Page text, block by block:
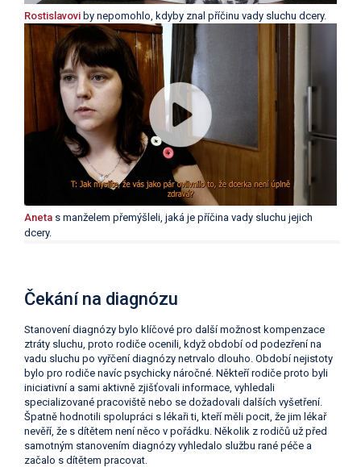
Rostislavovi by nepomohlo, kdyby znal příčinu vady sluchu dcery.
Aneta s manželem přemýšleli, jaká je příčina vady sluchu jejich
dcery.
Čekání na diagnózu
Stanovení diagnózy bylo klíčové pro další možnost kompenzace
ztráty sluchu, proto rodiče ocenili, když období od podezření na
vadu sluchu po vyřčení diagnózy netrvalo dlouho. Období nejistoty
bylo pro rodiče navíc psychicky náročné. Někteří rodiče proto byli
iniciativní a sami aktivně zjišťovali informace, vyhledali
specializované pracoviště nebo se dožadovali dalších vyšetření.
Špatně hodnotili spolupráci s lékaři ti, kteří měli pocit, že jim lékař
nevěří, že s dítětem není něco v pořádku. Několik z rodičů už před
samotným stanovením diagnózy vyhledalo službu rané péče a
začalo s dítětem pracovat.